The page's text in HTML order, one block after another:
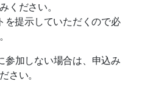
ください。
を提示していただくので必
参加しない場合は、申込み
さい。